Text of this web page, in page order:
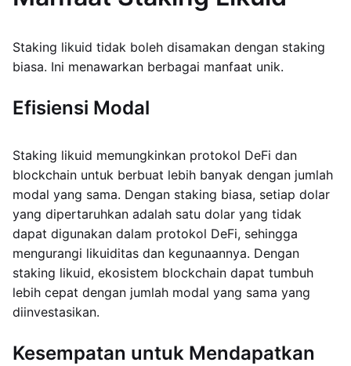
Staking likuid tidak boleh disamakan dengan staking
biasa. Ini menawarkan berbagai manfaat unik.
Efisiensi Modal
Staking likuid memungkinkan protokol DeFi dan
blockchain untuk berbuat lebih banyak dengan jumlah
modal yang sama. Dengan staking biasa, setiap dolar
yang dipertaruhkan adalah satu dolar yang tidak
dapat digunakan dalam protokol DeFi, sehingga
mengurangi likuiditas dan kegunaannya. Dengan
staking likuid, ekosistem blockchain dapat tumbuh
lebih cepat dengan jumlah modal yang sama yang
diinvestasikan.
Kesempatan untuk Mendapatkan